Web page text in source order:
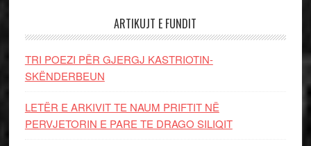
ARTIKUJT E FUNDIT
TRI POEZI PËR GJERGJ KASTRIOTIN-
SKËNDERBEUN
LETËR E ARKIVIT TE NAUM PRIFTIT NË
PERVJETORIN E PARE TE DRAGO SILIQIT